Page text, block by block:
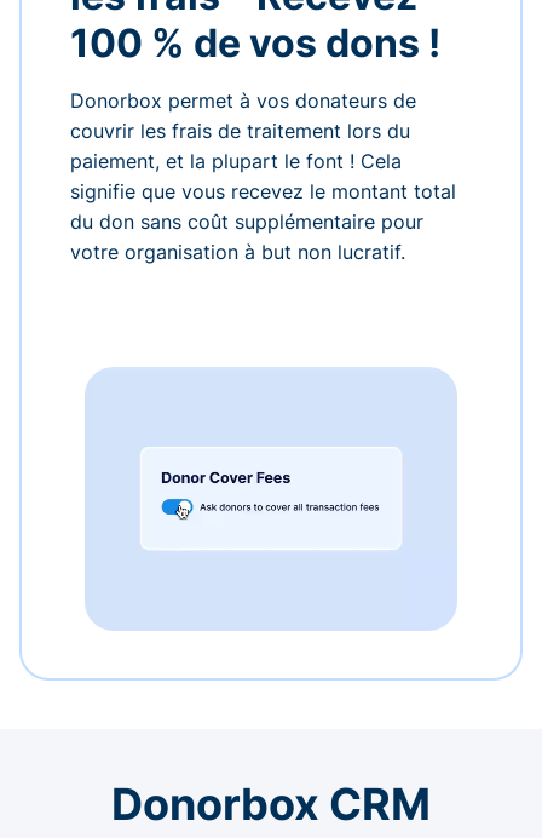
100 % de vos dons !
Donorbox permet à vos donateurs de
couvrir les frais de traitement lors du
paiement, et la plupart le font ! Cela
signifie que vous recevez le montant total
du don sans coût supplémentaire pour
votre organisation à but non lucratif.
Donorbox CRM